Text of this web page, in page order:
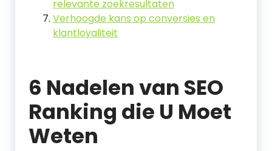
relevante zoekresultaten
Verhoogde kans op conversies en
klantloyaliteit
6 Nadelen van SEO
Ranking die U Moet
Weten